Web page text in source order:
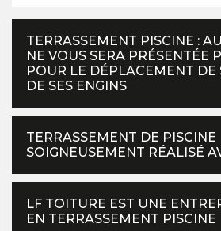
TERRASSEMENT PISCINE :
NE VOUS SERA PRÉSENTÉE
POUR LE DÉPLACEMENT DE
DE SES ENGINS
TERRASSEMENT DE PISCINE
SOIGNEUSEMENT RÉALISÉ
LF TOITURE EST UNE
EN TERRASSEMENT PISCINE